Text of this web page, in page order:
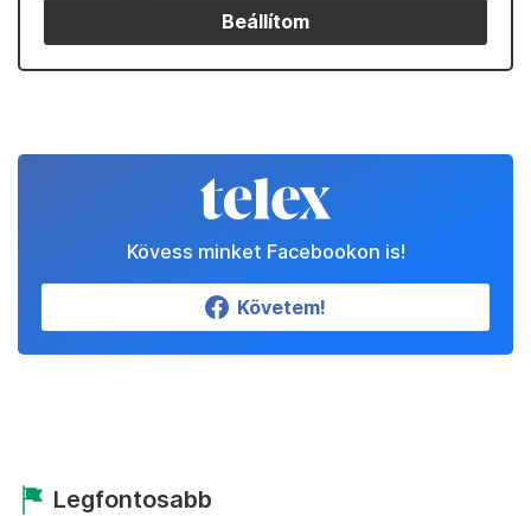
Beállítom
Kövess minket Facebookon is!
Követem!
Legfontosabb